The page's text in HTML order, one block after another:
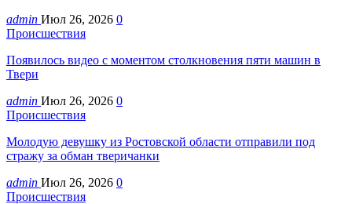
admin Июл 26, 2026 0
Происшествия
Появилось видео с моментом столкновения пяти машин в
Твери
admin Июл 26, 2026 0
Происшествия
Молодую девушку из Ростовской области отправили под
стражу за обман тверичанки
admin Июл 26, 2026 0
Происшествия